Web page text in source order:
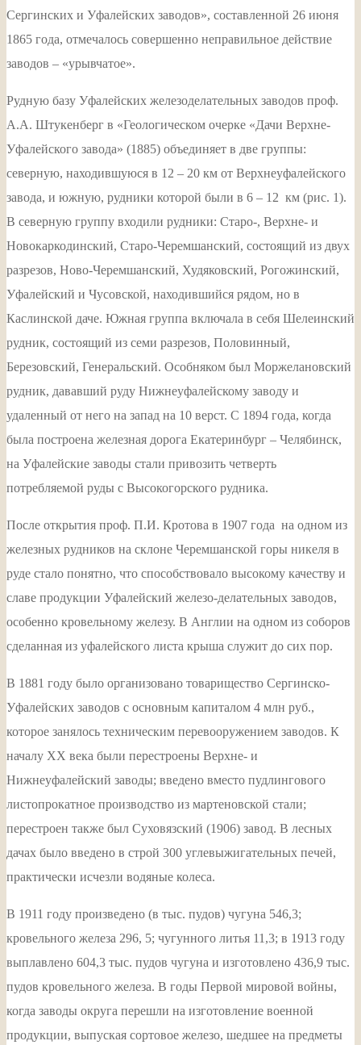
Сергинских и Уфалейских заводов», составленной 26 июня
1865 года, отмечалось совершенно неправильное действие
заводов – «урывчатое».
Рудную базу Уфалейских железоделательных заводов проф.
А.А. Штукенберг в «Геологическом очерке «Дачи Верхне-
Уфалейского завода» (1885) объединяет в две группы:
северную, находившуюся в 12 – 20 км от Верхнеуфалейского
завода, и южную, рудники которой были в 6 – 12 км (рис. 1).
В северную группу входили рудники: Старо-, Верхне- и
Новокаркодинский, Старо-Черемшанский, состоящий из двух
разрезов, Ново-Черемшанский, Худяковский, Рогожинский,
Уфалейский и Чусовской, находившийся рядом, но в
Каслинской даче. Южная группа включала в себя Шелеинский
рудник, состоящий из семи разрезов, Половинный,
Березовский, Генеральский. Особняком был Моржелановский
рудник, дававший руду Нижнеуфалейскому заводу и
удаленный от него на запад на 10 верст. С 1894 года, когда
была построена железная дорога Екатеринбург – Челябинск,
на Уфалейские заводы стали привозить четверть
потребляемой руды с Высокогорского рудника.
После открытия проф. П.И. Кротова в 1907 года на одном из
железных рудников на склоне Черемшанской горы никеля в
руде стало понятно, что способствовало высокому качеству и
славе продукции Уфалейский железо-делательных заводов,
особенно кровельному железу. В Англии на одном из соборов
сделанная из уфалейского листа крыша служит до сих пор.
В 1881 году было организовано товарищество Сергинско-
Уфалейских заводов с основным капиталом 4 млн руб.,
которое занялось техническим перевооружением заводов. К
началу XX века были перестроены Верхне- и
Нижнеуфалейский заводы; введено вместо пудлингового
листопрокатное производство из мартеновской стали;
перестроен также был Суховязский (1906) завод. В лесных
дачах было введено в строй 300 углевыжигательных печей,
практически исчезли водяные колеса.
В 1911 году произведено (в тыс. пудов) чугуна 546,3;
кровельного железа 296, 5; чугунного литья 11,3; в 1913 году
выплавлено 604,3 тыс. пудов чугуна и изготовлено 436,9 тыс.
пудов кровельного железа. В годы Первой мировой войны,
когда заводы округа перешли на изготовление военной
продукции, выпуская сортовое железо, шедшее на предметы